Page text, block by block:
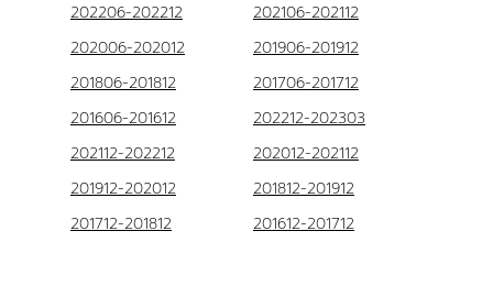
202206-202212
202106-202112
202006-202012
201906-201912
201806-201812
201706-201712
201606-201612
202212-202303
202112-202212
202012-202112
201912-202012
201812-201912
201712-201812
201612-201712